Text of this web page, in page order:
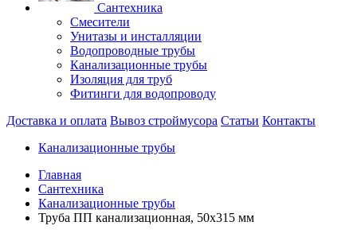
Сантехника
Смесители
Унитазы и инсталляции
Водопроводные трубы
Канализационные трубы
Изоляция для труб
Фитинги для водопроводу
Доставка и оплата Вывоз строймусора Статьи Контакты
Канализационные трубы
Главная
Сантехника
Канализационные трубы
Труба ПП канализационная, 50х315 мм